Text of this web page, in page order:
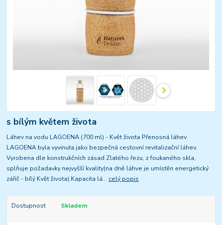
s bílým květem života
Láhev na vodu LAGOENA (700 ml) - Květ života Přenosná láhev
LAGOENA byla vyvinuta jako bezpečná cestovní revitalizační láhev.
Vyrobena dle konstrukčních zásad Zlatého řezu, z foukaného skla,
splňuje požadavky nejvyšší kvality(na dně láhve je umístěn energetický
zářič - bílý Květ života).Kapacita lá... celý popis
Dostupnost Skladem